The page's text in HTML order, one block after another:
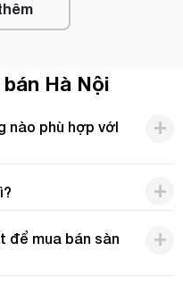
Hà Nội
nào phù hợp vớI
để mua bán sàn